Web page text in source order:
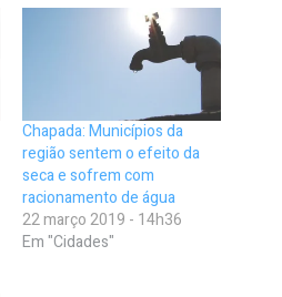
Chapada: Municípios da
região sentem o efeito da
seca e sofrem com
racionamento de água
22 março 2019 - 14h36
Em "Cidades"